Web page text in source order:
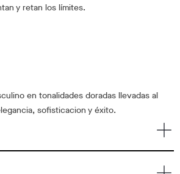
y retan los límites.
en tonalidades doradas llevadas al
sofisticacion y éxito.